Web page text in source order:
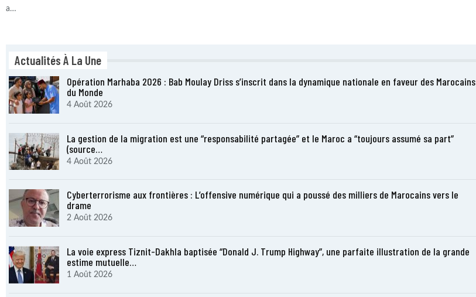
a…
Actualités À La Une
Opération Marhaba 2026 : Bab Moulay Driss s’inscrit dans la dynamique nationale en faveur des Marocains
du Monde
4 Août 2026
La gestion de la migration est une “responsabilité partagée” et le Maroc a “toujours assumé sa part”
(source…
4 Août 2026
Cyberterrorisme aux frontières : L’offensive numérique qui a poussé des milliers de Marocains vers le
drame
2 Août 2026
La voie express Tiznit-Dakhla baptisée “Donald J. Trump Highway”, une parfaite illustration de la grande
estime mutuelle…
1 Août 2026